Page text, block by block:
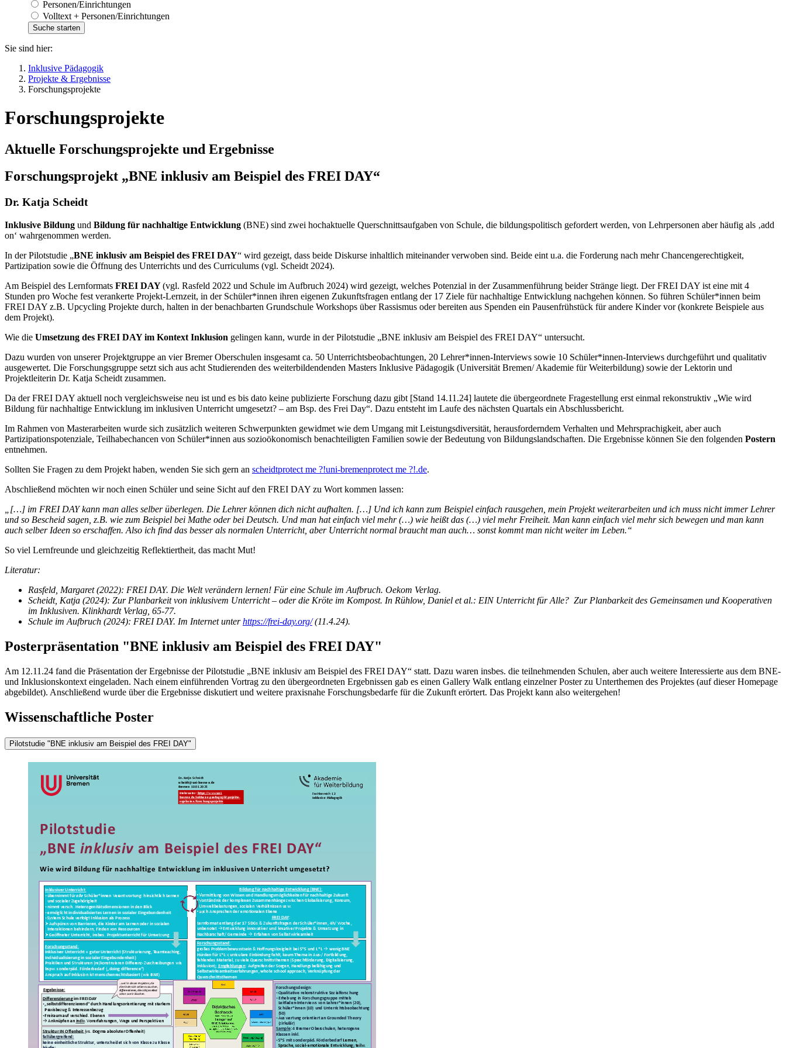
Personen/Einrichtungen
Volltext + Personen/Einrichtungen
Sie sind hier:
Inklusive Pädagogik
Projekte & Ergebnisse
Forschungsprojekte
Forschungsprojekte
Aktuelle Forschungsprojekte und Ergebnisse
Forschungsprojekt „BNE inklusiv am Beispiel des FREI DAY“
Dr. Katja Scheidt
Inklusive Bildung und Bildung für nachhaltige Entwicklung (BNE) sind zwei hochaktuelle Querschnittsaufgaben von Schule, die bildungspolitisch gefordert werden, von Lehrpersonen aber häufig als ‚add
on‘ wahrgenommen werden.
In der Pilotstudie „BNE inklusiv am Beispiel des FREI DAY“ wird gezeigt, dass beide Diskurse inhaltlich miteinander verwoben sind. Beide eint u.a. die Forderung nach mehr Chancengerechtigkeit,
Partizipation sowie die Öffnung des Unterrichts und des Curriculums (vgl. Scheidt 2024).
Am Beispiel des Lernformats FREI DAY(vgl. Rasfeld 2022 und Schule im Aufbruch 2024) wird gezeigt, welches Potenzial in der Zusammenführung beider Stränge liegt. Der FREI DAY ist eine mit 4
Stunden pro Woche fest verankerte Projekt-Lernzeit, in der Schüler*innen ihren eigenen Zukunftsfragen entlang der 17 Ziele für nachhaltige Entwicklung nachgehen können. So führen Schüler*innen beim
FREI DAY z.B. Upcycling Projekte durch, halten in der benachbarten Grundschule Workshops über Rassismus oder bereiten aus Spenden ein Pausenfrühstück für andere Kinder vor (konkrete Beispiele aus
dem Projekt).
Wie die Umsetzung des FREI DAY im Kontext Inklusion gelingen kann, wurde in der Pilotstudie „BNE inklusiv am Beispiel des FREI DAY“ untersucht.
Dazu wurden von unserer Projektgruppe an vier Bremer Oberschulen insgesamt ca. 50 Unterrichtsbeobachtungen, 20 Lehrer*innen-Interviews sowie 10 Schüler*innen-Interviews durchgeführt und qualitativ
ausgewertet. Die Forschungsgruppe setzt sich aus acht Studierenden des weiterbildendenden Masters Inklusive Pädagogik (Universität Bremen/ Akademie für Weiterbildung) sowie der Lektorin und
Projektleiterin Dr. Katja Scheidt zusammen.
Da der FREI DAY aktuell noch vergleichsweise neu ist und es bis dato keine publizierte Forschung dazu gibt [Stand 14.11.24] lautete die übergeordnete Fragestellung erst einmal rekonstruktiv „Wie wird
Bildung für nachhaltige Entwicklung im inklusiven Unterricht umgesetzt? – am Bsp. des Frei Day“. Dazu entsteht im Laufe des nächsten Quartals ein Abschlussbericht.
Im Rahmen von Masterarbeiten wurde sich zusätzlich weiteren Schwerpunkten gewidmet wie dem Umgang mit Leistungsdiversität, herausforderndem Verhalten und Mehrsprachigkeit, aber auch
Partizipationspotenziale, Teilhabechancen von Schüler*innen aus sozioökonomisch benachteiligten Familien sowie der Bedeutung von Bildungslandschaften. Die Ergebnisse können Sie den folgenden Postern
entnehmen.
Sollten Sie Fragen zu dem Projekt haben, wenden Sie sich gern an scheidtprotect me ?!uni-bremenprotect me ?!.de.
Abschließend möchten wir noch einen Schüler und seine Sicht auf den FREI DAY zu Wort kommen lassen:
„[…] im FREI DAY kann man alles selber überlegen. Die Lehrer können dich nicht aufhalten. […] Und ich kann zum Beispiel einfach rausgehen, mein Projekt weiterarbeiten und ich muss nicht immer Lehrer
und so Bescheid sagen, z.B. wie zum Beispiel bei Mathe oder bei Deutsch. Und man hat einfach viel mehr (…) wie heißt das (…) viel mehr Freiheit. Man kann einfach viel mehr sich bewegen und man kann
auch selber Ideen so erschaffen. Also ich find das besser als normalen Unterricht, aber Unterricht normal braucht man auch… sonst kommt man nicht weiter im Leben.“
So viel Lernfreunde und gleichzeitig Reflektiertheit, das macht Mut!
Literatur:
Rasfeld, Margaret (2022): FREI DAY. Die Welt verändern lernen! Für eine Schule im Aufbruch. Oekom Verlag.
Scheidt, Katja (2024): Zur Planbarkeit von inklusivem Unterricht – oder die Kröte im Kompost. In Rühlow, Daniel et al.: EIN Unterricht für Alle? Zur Planbarkeit des Gemeinsamen und Kooperativen
im Inklusiven. Klinkhardt Verlag, 65-77.
Schule im Aufbruch (2024): FREI DAY. Im Internet unterhttps://frei-day.org/(11.4.24).
Posterpräsentation "BNE inklusiv am Beispiel des FREI DAY"
Am 12.11.24 fand die Präsentation der Ergebnisse der Pilotstudie „BNE inklusiv am Beispiel des FREI DAY“ statt. Dazu waren insbes. die teilnehmenden Schulen, aber auch weitere Interessierte aus dem BNE-
und Inklusionskontext eingeladen. Nach einem einführenden Vortrag zu den übergeordneten Ergebnissen gab es einen Gallery Walk entlang einzelner Poster zu Unterthemen des Projektes (auf dieser Homepage
abgebildet). Anschließend wurde über die Ergebnisse diskutiert und weitere praxisnahe Forschungsbedarfe für die Zukunft erörtert. Das Projekt kann also weitergehen!
Wissenschaftliche Poster
Pilotstudie "BNE inklusiv am Beispiel des FREI DAY"